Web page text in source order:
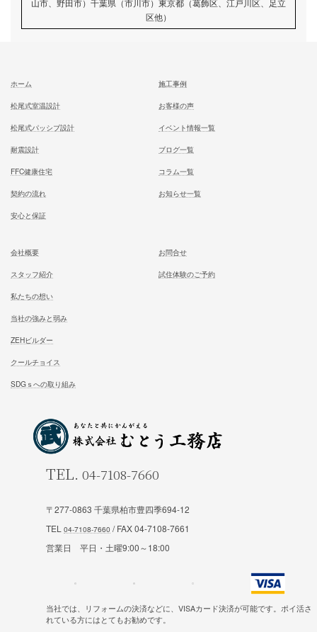
少し。投稿が間を空いてしまい
た。
日付が、変わる前に(^^)
むとう工務店で建てる家での住み心地を
一足先に体験して頂いております
家族が幸せになる家を建築したいあなたへ
お問合せ
施工対応エリア 千葉県東葛地区（ 柏市、松戸市、我孫子市
山市、野田市）千葉県（市川市）東京都（葛飾区、江戸川区
〒277-0863 千葉県柏市豊四季694-12
TEL
/ FAX 04-7108-7661
営業日 平日・土曜9:00～18:00
当社では、リフォームの決済などに、VISAカード決済が可能です。ポイ活さ
れている方にはとてもお勧めです。